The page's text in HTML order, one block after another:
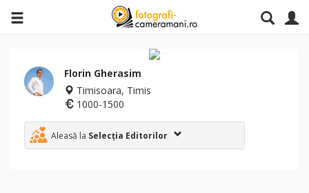
Florin Gherasim
Timisoara, Timis
1000-1500
Aleasă la Selecția Editorilor